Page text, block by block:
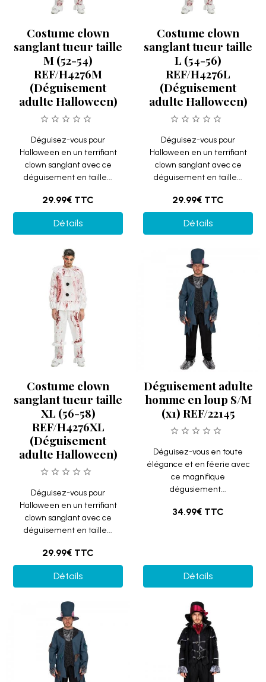
Costume clown
sanglant tueur taille
M (52-54)
REF/H4276M
(Déguisement
adulte Halloween)
Déguisez-vous pour
Halloween en un terrifiant
clown sanglant avec ce
déguisement en taille...
29.99€ TTC
Détails
Costume clown
sanglant tueur taille
L (54-56)
REF/H4276L
(Déguisement
adulte Halloween)
Déguisez-vous pour
Halloween en un terrifiant
clown sanglant avec ce
déguisement en taille...
29.99€ TTC
Détails
Costume clown
sanglant tueur taille
XL (56-58)
REF/H4276XL
(Déguisement
adulte Halloween)
Déguisez-vous pour
Halloween en un terrifiant
clown sanglant avec ce
déguisement en taille...
29.99€ TTC
Détails
Déguisement adulte
homme en loup S/M
(x1) REF/22145
Déguisez-vous en toute
élégance et en féerie avec
ce magnifique
dégusiement...
34.99€ TTC
Détails